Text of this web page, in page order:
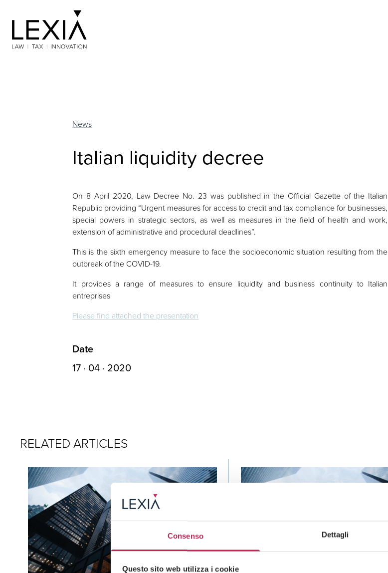
Consenso Dettagli
Questo sito web utilizza i cookie
News
Italian liquidity decree
On 8 April 2020, Law Decree No. 23 was published in the Official Gazette of the Italian
Republic providing “Urgent measures for access to credit and tax compliance for businesses,
special powers in strategic sectors, as well as measures in the field of health and work,
extension of administrative and procedural deadlines”.
This is the sixth emergency measure to face the socioeconomic situation resulting from the
outbreak of the COVID-19.
It provides a range of measures to ensure liquidity and business continuityto Italian
entreprises
Please find attached the presentation
Date
17 · 04 · 2020
RELATED ARTICLES